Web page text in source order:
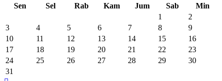
Sen
Sel Rab Kam Jum Sab
Min
1
2
3
4 5 6 7 8
9
10
11 12 13 14 15
16
17
18 19 20 21 22
23
24
25 26 27 28 29
30
31